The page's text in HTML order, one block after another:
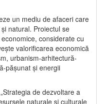
un mediu de afaceri care
natural. Proiectul se
considerate cu
valorificarea economică
urbanism-arhitectură-
pășunat și energii
de dezvoltare a
naturale și culturale